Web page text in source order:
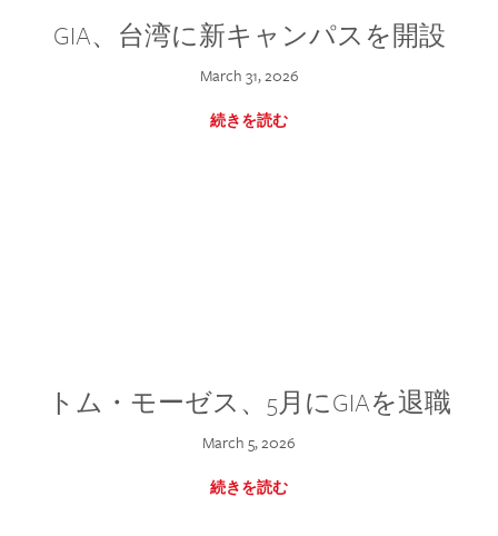
GIA、台湾に新キャンパスを開設
March 31, 2026
続きを読む
トム・モーゼス、5月にGIAを退職
March 5, 2026
続きを読む